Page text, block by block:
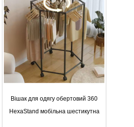
Вішак для одягу обертовий 360
HexaStand мобільна шестикутна